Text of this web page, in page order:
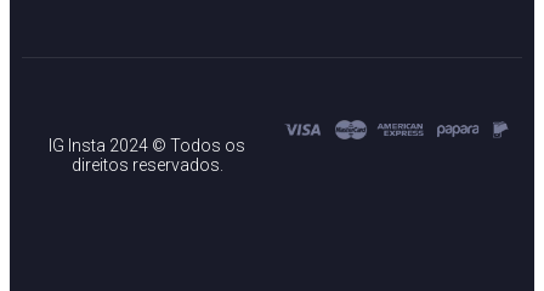
IG Insta 2024 © Todos os
direitos reservados.